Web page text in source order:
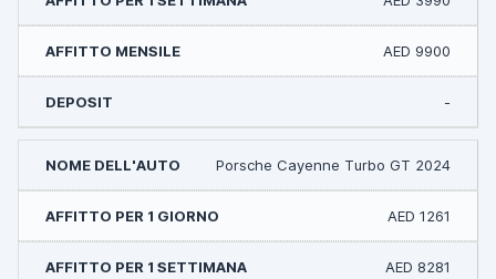
AED 9900
-
Porsche Cayenne Turbo GT 2024
AED 1261
AED 8281